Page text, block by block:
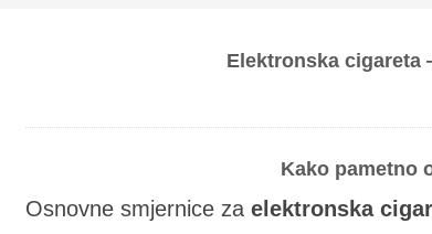
Elektronska cigareta
Kako pametno
Osnovne smjernice zaelektronska